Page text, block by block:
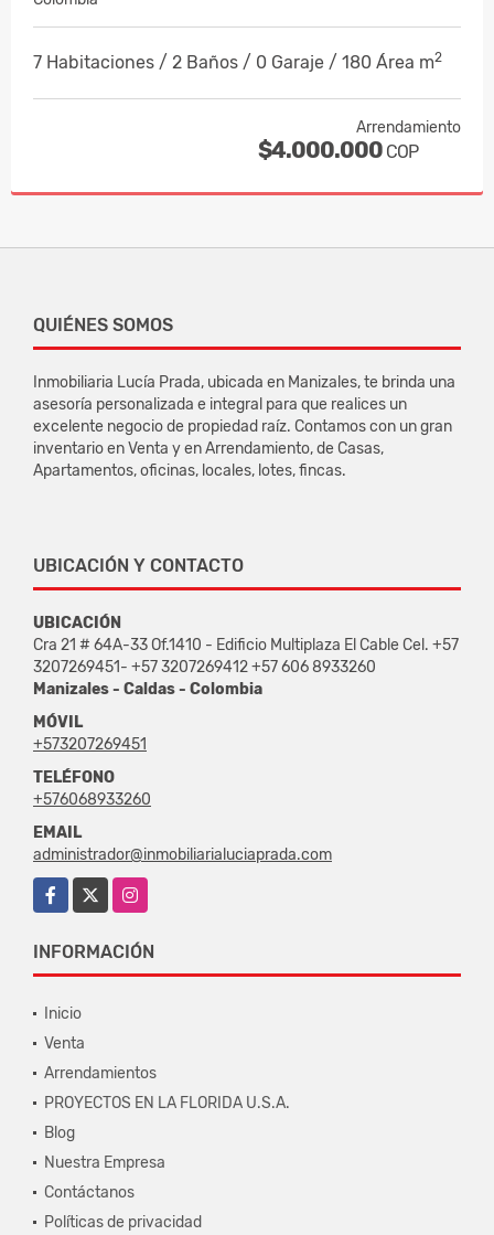
7 Habitaciones / 2 Baños / 0 Garaje / 180 Área m2
Arrendamiento
$4.000.000 COP
QUIÉNES SOMOS
Inmobiliaria Lucía Prada, ubicada en Manizales, te brinda una
asesoría personalizada e integral para que realices un
excelente negocio de propiedad raíz. Contamos con un gran
inventario en Venta y en Arrendamiento, de Casas,
Apartamentos, oficinas, locales, lotes, fincas.
UBICACIÓN Y CONTACTO
UBICACIÓN
Cra 21 # 64A-33 Of.1410 - Edificio Multiplaza El Cable Cel. +57
3207269451- +57 3207269412 +57 606 8933260
Manizales - Caldas - Colombia
MÓVIL
+573207269451
TELÉFONO
+576068933260
EMAIL
administrador@inmobiliarialuciaprada.com
Facebook
Instagram
INFORMACIÓN
Inicio
Venta
Arrendamientos
PROYECTOS EN LA FLORIDA U.S.A.
Blog
Nuestra Empresa
Contáctanos
Políticas de privacidad